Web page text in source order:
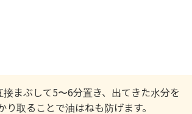
まぶして5〜6分置き、出てきた水分を
取ることで油はねも防げます。